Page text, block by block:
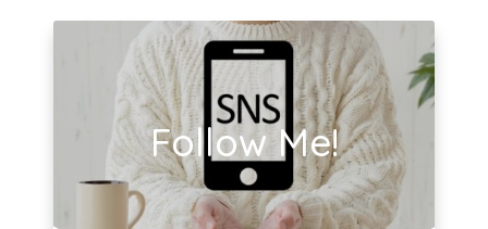
Follow Me!